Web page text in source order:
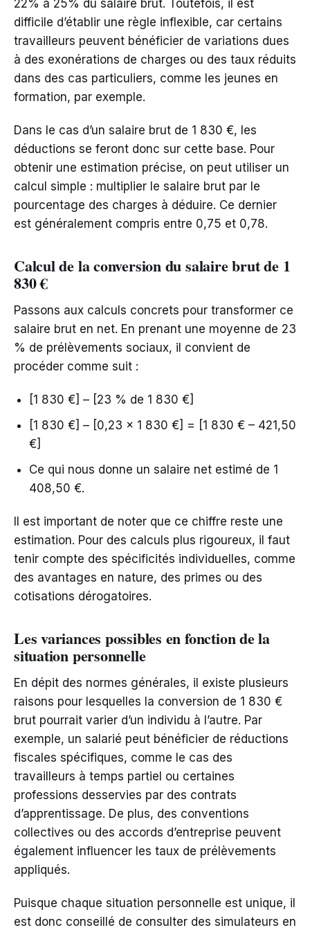
22% à 25% du salaire brut. Toutefois, il est
difficile d’établir une règle inflexible, car certains
travailleurs peuvent bénéficier de variations dues
à des exonérations de charges ou des taux réduits
dans des cas particuliers, comme les jeunes en
formation, par exemple.
Dans le cas d’un salaire brut de 1 830 €, les
déductions se feront donc sur cette base. Pour
obtenir une estimation précise, on peut utiliser un
calcul simple : multiplier le salaire brut par le
pourcentage des charges à déduire. Ce dernier
est généralement compris entre 0,75 et 0,78.
Calcul de la conversion du salaire brut de 1
830 €
Passons aux calculs concrets pour transformer ce
salaire brut en net. En prenant une moyenne de 23
% de prélèvements sociaux, il convient de
procéder comme suit :
[1 830 €] – [23 % de 1 830 €]
[1 830 €] – [0,23 x 1 830 €] = [1 830 € – 421,50
€]
Ce qui nous donne un salaire net estimé de 1
408,50 €.
Il est important de noter que ce chiffre reste une
estimation. Pour des calculs plus rigoureux, il faut
tenir compte des spécificités individuelles, comme
des avantages en nature, des primes ou des
cotisations dérogatoires.
Les variances possibles en fonction de la
situation personnelle
En dépit des normes générales, il existe plusieurs
raisons pour lesquelles la conversion de 1 830 €
brut pourrait varier d’un individu à l’autre. Par
exemple, un salarié peut bénéficier de réductions
fiscales spécifiques, comme le cas des
travailleurs à temps partiel ou certaines
professions desservies par des contrats
d’apprentissage. De plus, des conventions
collectives ou des accords d’entreprise peuvent
également influencer les taux de prélèvements
appliqués.
Puisque chaque situation personnelle est unique, il
est donc conseillé de consulter des simulateurs en